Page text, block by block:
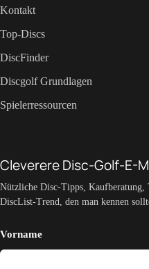
Kontakt
Top-Discs
DiscFinder
Discgolf Grundlagen
Spielerressourcen
Cleverere Disc-Golf-E-
Nützliche Disc-Tipps, Kaufberatung,
DiscList-Trend, den man kennen
Vorname